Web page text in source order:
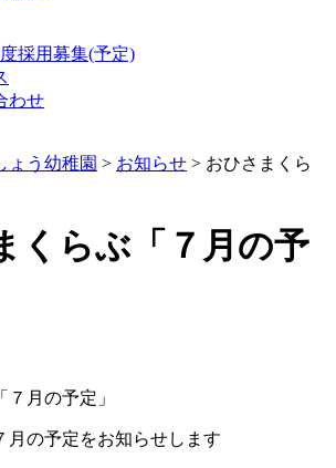
採用募集(予定)
わせ
ょう幼稚園 > お知らせ > おひさまくら
くらぶ「７月の予
月の予定をお知らせします